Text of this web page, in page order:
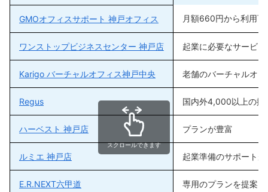
GMOオフィスサポート 神戸オフィス 月額660円から利用可
ワンストップビジネスセンター 神戸店 起業に必要なサービ
Karigo バーチャルオフィス神戸中央 老舗のバーチャルオ
Regus 国内外4,000以上の拠
ハーベスト 神戸店 プランが豊富
ルミエ 神戸店 起業準備のサポート
E.R.NEXT六甲道 専用のプランを提案
スクロールできます